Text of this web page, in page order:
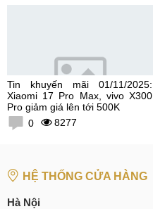
Tin khuyến mãi 01/11/2025:
Xiaomi 17 Pro Max, vivo X300
Pro giảm giá lên tới 500K
0
8277
HỆ THỐNG CỬA HÀNG
Hà Nội